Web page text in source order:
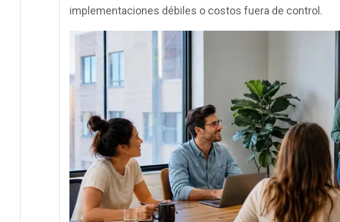
implementaciones débiles o costos fuera de control.